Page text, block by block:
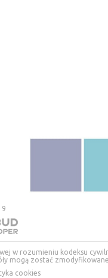
w rozumieniu kodeksu
mogą zostać
cookies